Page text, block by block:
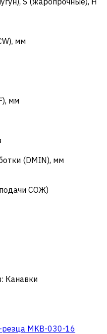
мм
мм
(DMIN), мм
СОЖ)
: Канавки
резца MKB-030-16